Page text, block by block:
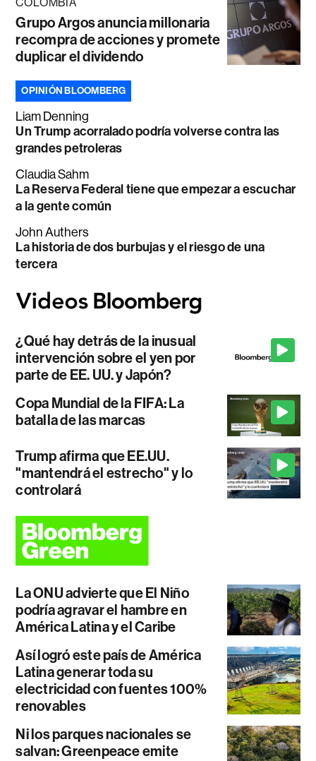
Grupo Argos anuncia millonaria
recompra de acciones y promete
duplicar el dividendo
OPINIÓN BLOOMBERG
Liam Denning
Un Trump acorralado podría volverse contra las
grandes petroleras
Claudia Sahm
La Reserva Federal tiene que empezar a escuchar
a la gente común
John Authers
La historia de dos burbujas y el riesgo de una
tercera
¿Qué hay detrás de la inusual
intervención sobre el yen por
parte de EE. UU. y Japón?
Copa Mundial de la FIFA: La
batalla de las marcas
Trump afirma que EE.UU.
"mantendrá el estrecho" y lo
controlará
La ONU advierte que El Niño
podría agravar el hambre en
América Latina y el Caribe
Así logró este país de América
Latina generar toda su
electricidad con fuentes 100%
renovables
Ni los parques nacionales se
salvan: Greenpeace emite